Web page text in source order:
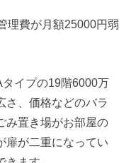
理費が月額25000円弱
イプの19階6000万
さ、価格などのバラ
み置き場がお部屋の
扉が二重になってい